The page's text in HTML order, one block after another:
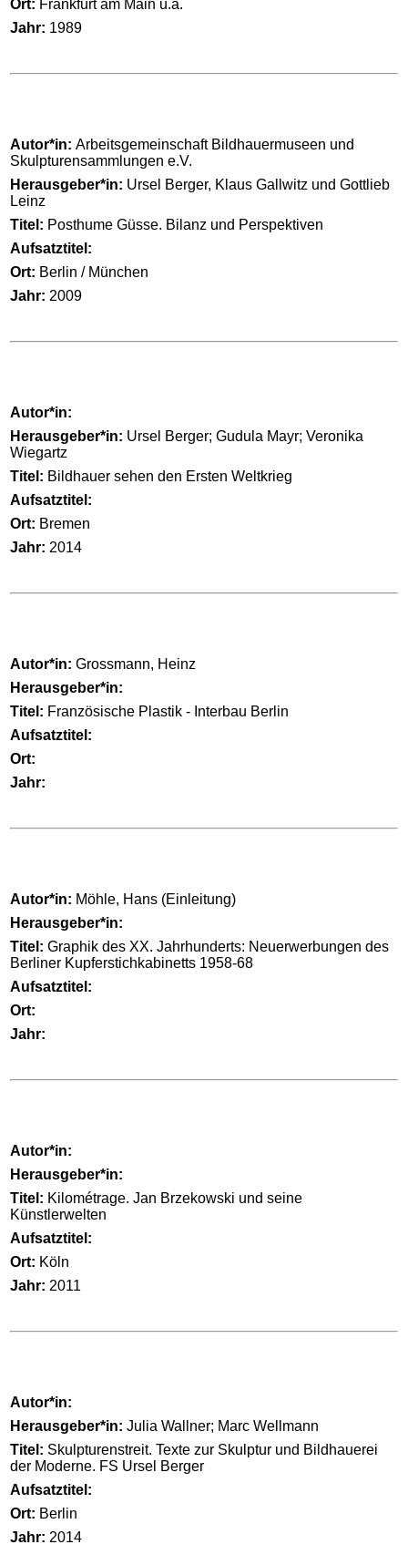
Ort: Frankfurt am Main u.a.
Jahr: 1989
Autor*in: Arbeitsgemeinschaft Bildhauermuseen und
Skulpturensammlungen e.V.
Herausgeber*in: Ursel Berger, Klaus Gallwitz und Gottlieb
Leinz
Titel: Posthume Güsse. Bilanz und Perspektiven
Aufsatztitel:
Ort: Berlin / München
Jahr: 2009
Autor*in:
Herausgeber*in: Ursel Berger; Gudula Mayr; Veronika
Wiegartz
Titel: Bildhauer sehen den Ersten Weltkrieg
Aufsatztitel:
Ort: Bremen
Jahr: 2014
Autor*in: Grossmann, Heinz
Herausgeber*in:
Titel: Französische Plastik - Interbau Berlin
Aufsatztitel:
Ort:
Jahr:
Autor*in: Möhle, Hans (Einleitung)
Herausgeber*in:
Titel: Graphik des XX. Jahrhunderts: Neuerwerbungen des
Berliner Kupferstichkabinetts 1958-68
Aufsatztitel:
Ort:
Jahr:
Autor*in:
Herausgeber*in:
Titel: Kilométrage. Jan Brzekowski und seine
Künstlerwelten
Aufsatztitel:
Ort: Köln
Jahr: 2011
Autor*in:
Herausgeber*in: Julia Wallner; Marc Wellmann
Titel: Skulpturenstreit. Texte zur Skulptur und Bildhauerei
der Moderne. FS Ursel Berger
Aufsatztitel:
Ort: Berlin
Jahr: 2014